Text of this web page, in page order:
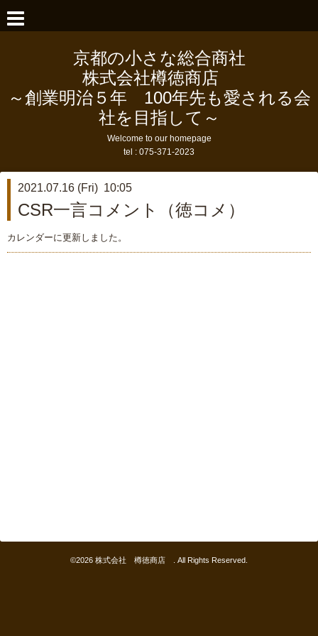
京都の小さな総合商社
株式会社樽徳商店
～創業明治５年 100年先も愛される会
社を目指して～
Welcome to our homepage
tel : 075-371-2023
2021.07.16 (Fri) 10:05
CSR一言コメント（徳コメ）
カレンダーに更新しました。
©2026 株式会社 樽徳商店 . All Rights Reserved.